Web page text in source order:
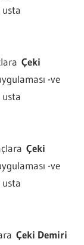
usta
Çeki
-ve
usta
Çeki
-ve
usta
Çeki Demiri